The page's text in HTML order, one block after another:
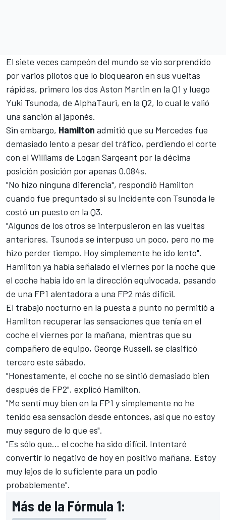
El siete veces campeón del mundo se vio sorprendido
por varios pilotos que lo bloquearon en sus vueltas
rápidas, primero los dos Aston Martin en la Q1 y luego
Yuki Tsunoda, de AlphaTauri, en la Q2, lo cual le valió
una sanción al japonés.
Sin embargo, Hamilton admitió que su Mercedes fue
demasiado lento a pesar del tráfico, perdiendo el corte
con el Williams de Logan Sargeant por la décima
posición posición por apenas 0.084s.
"No hizo ninguna diferencia", respondió Hamilton
cuando fue preguntado si su incidente con Tsunoda le
costó un puesto en la Q3.
"Algunos de los otros se interpusieron en las vueltas
anteriores. Tsunoda se interpuso un poco, pero no me
hizo perder tiempo. Hoy simplemente he ido lento".
Hamilton ya había señalado el viernes por la noche que
el coche había ido en la dirección equivocada, pasando
de una FP1 alentadora a una FP2 más difícil.
El trabajo nocturno en la puesta a punto no permitió a
Hamilton recuperar las sensaciones que tenía en el
coche el viernes por la mañana, mientras que su
compañero de equipo, George Russell, se clasificó
tercero este sábado.
"Honestamente, el coche no se sintió demasiado bien
después de FP2", explicó Hamilton.
"Me sentí muy bien en la FP1 y simplemente no he
tenido esa sensación desde entonces, así que no estoy
muy seguro de lo que es".
"Es sólo que... el coche ha sido difícil. Intentaré
convertir lo negativo de hoy en positivo mañana. Estoy
muy lejos de lo suficiente para un podio
probablemente".
Más de la Fórmula 1: